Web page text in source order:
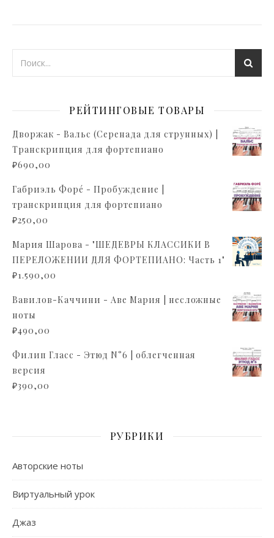
РЕЙТИНГОВЫЕ ТОВАРЫ
Дворжак - Вальс (Серенада для струнных) |
Транскрипция для фортепиано
₽690,00
Габриэль Форé - Пробуждение |
транскрипция для фортепиано
₽250,00
Мария Шарова - "ШЕДЕВРЫ КЛАССИКИ В
ПЕРЕЛОЖЕНИИ ДЛЯ ФОРТЕПИАНО: Часть 1"
₽1.590,00
Вавилов-Каччини - Аве Мария | несложные
ноты
₽490,00
Филип Гласс - Этюд N°6 | облегченная
версия
₽390,00
РУБРИКИ
Авторские ноты
Виртуальный урок
Джаз